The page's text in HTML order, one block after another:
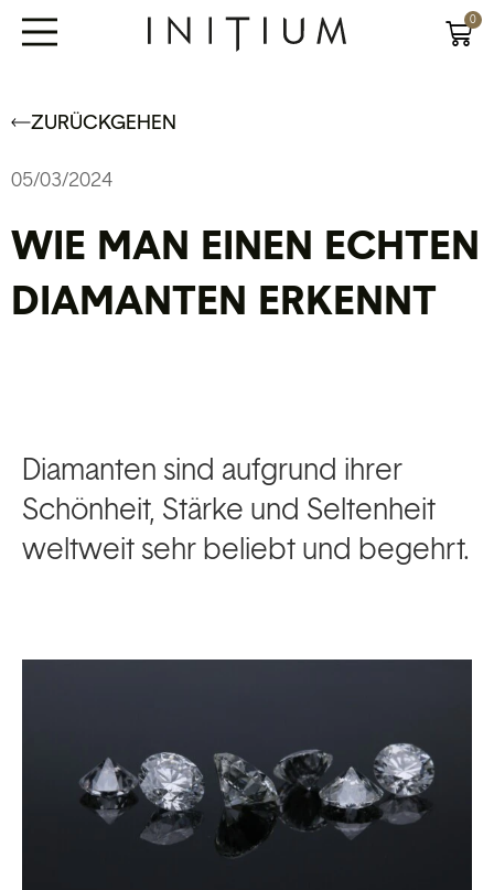
0
ZURÜCKGEHEN
05/03/2024
WIE MAN EINEN ECHTEN
DIAMANTEN ERKENNT
Diamanten sind aufgrund ihrer
Schönheit, Stärke und Seltenheit
weltweit sehr beliebt und begehrt.